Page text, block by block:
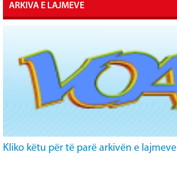
ARKIVA E LAJMEVE
Kliko këtu për të parë arkivën e lajmeve